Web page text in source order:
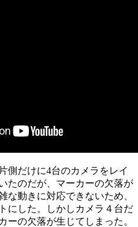
側だけに4台のカメラをレイ
たのだが、マーカーの欠落が
な動きに対応できないため、
にした。しかしカメラ４台だ
ーの欠落が生じてしまった。